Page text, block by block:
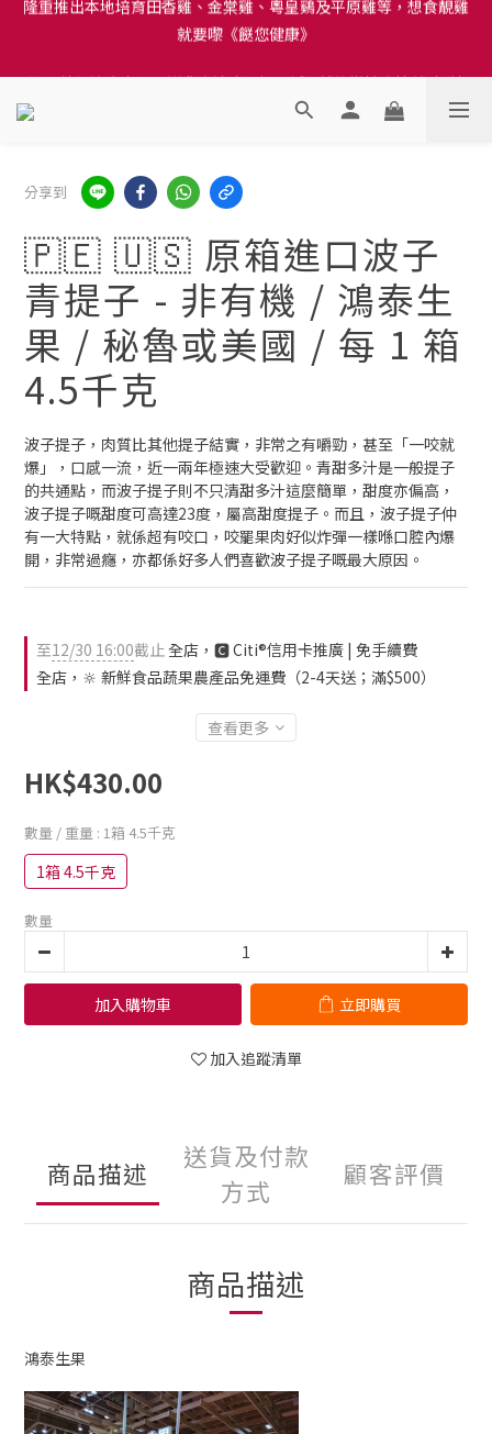
訂單結帳注意事項：送貨方法中選擇區域 - 然後當填寫地址時, 請
訂單結帳注意事項：送貨方法中選擇區域 - 然後當填寫地址時, 請
小心選擇分區及區域, 因資料錯誤會影響前往結帳
分享到
🇵🇪 🇺🇸 原箱進口波子
青提子 - 非有機 / 鴻泰生
果 / 秘魯或美國 / 每 1 箱
4.5千克
波子提子，肉質比其他提子結實，非常之有嚼勁，甚至「一咬就
爆」，口感一流，近一兩年極速大受歡迎。青甜多汁是一般提子
的共通點，而波子提子則不只清甜多汁這麼簡單，甜度亦偏高，
波子提子嘅甜度可高達23度，屬高甜度提子。而且，波子提子仲
有一大特點，就係超有咬口，咬罷果肉好似炸彈一樣喺口腔內爆
開，非常過癮，亦都係好多人們喜歡波子提子嘅最大原因。
至12/30 16:00截止全店，🅲 Citi®信用卡推廣 | 免手續費
全店，🔆 新鮮食品蔬果農產品免運費（2-4天送；滿$500）
查看更多
HK$430.00
數量 / 重量 : 1箱 4.5千克
1箱 4.5千克
數量
加入購物車 立即購買
加入追蹤清單
商品描述
送貨及付款
方式
顧客評價
商品描述
鴻泰生果